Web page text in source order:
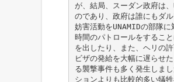
が、結局、スーダン政府は
のであり、政府は誰にもダ
妨害活動をUNAMIDの部隊
時間のパトロールをするこ
を出したり、また、ヘリの
ビザの発給を大幅に遅らせ
る襲撃事件も多く発生しま
ションよりも比較的多い犠